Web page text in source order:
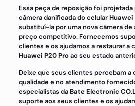
Essa peça de reposição foi projetada
câmera danificada do celularHuawei
substituí-la por uma nova câmera de
preço competitivo. Fornecemos
clientes e os ajudamos a restaurar a
Huawei P20 Proao seu estado
Deixe que seus clientes percebam a
qualidade e no atendimento
especialistas daBate Electronic
suporte aos seus clientes e os